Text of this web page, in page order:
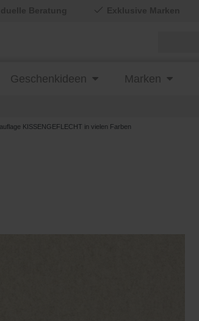
KISSENGEFLECHT in vielen Farben
Geschenkideen Marken